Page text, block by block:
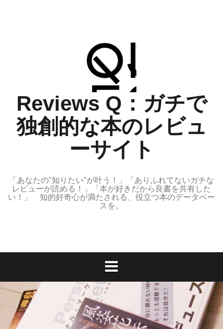
Reviews Q：ガチで
独創的な本のレビュ
ーサイト
「あなたの"知りたい"が叶う！」「ありふれてないガチな
レビューが読める！」「本が好きだから良書を共有した
い！」 知的好奇心が満たされる、役立つ本のデータベー
スを。